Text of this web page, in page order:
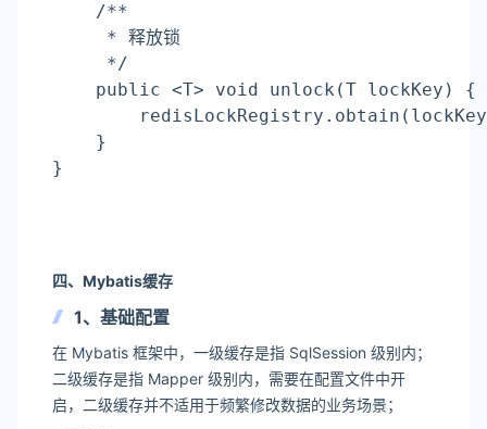
/**
* 释放锁
*/
public <T> void unlock(T lockKey) {
}
}
四、Mybatis缓存
1、基础配置
在 Mybatis 框架中，一级缓存是指 SqlSession 级别内；
二级缓存是指 Mapper 级别内，需要在配置文件中开
启，二级缓存并不适用于频繁修改数据的业务场景；